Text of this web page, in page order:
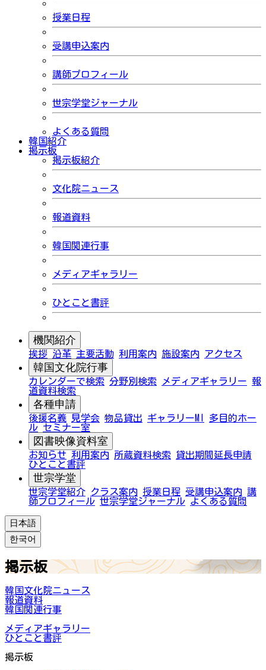
授業日程
受講申込案内
講師プロフィール
世宗学堂ジャーナル
よくある質問
韓国紹介
掲示板
掲示板紹介
文化院ニュース
報道資料
韓国関連行事
メディアギャラリー
ひとこと書評
機関紹介
挨拶 沿革 主要活動 利用案内 施設案内 アクセス
韓国文化院行事
カレンダーで検索 分野別検索 メディアギャラリー 報
道資料検索
各種申請
後援名義 見学会 物品貸出 ギャラリーMI
多目的ホー
ル セミナー室
図書映像資料室
お知らせ 利用案内 所蔵資料検索
貸出期間延長申請
ひとこと書評
世宗学堂
世宗学堂紹介 クラス案内 授業日程 受講申込案内 講
師プロフィール 世宗学堂ジャーナル よくある質問
日本語
한국어
掲示板
韓国文化院ニュース
報道資料
韓国関連行事
メディアギャラリー
ひとこと書評
掲示板